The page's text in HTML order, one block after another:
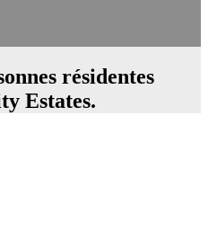
résidentes
Estates.